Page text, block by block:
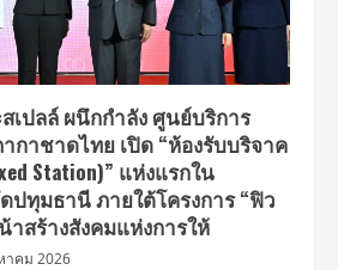
เปลล์ ผนึกกำลัง ศูนย์บริการ
กาชาดไทย เปิด “ห้องรับบริจาค
Station)” แห่งแรกใน
ปทุมธานี ภายใต้โครงการ “ฟิว
าสร้างสังคมแห่งการให้
าคม 2026